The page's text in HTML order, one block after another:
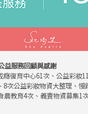
益服務回顧與感謝
癮復育中心61次、公益彩妝
8次公益彩妝物資大整理、慢
農教育4次、義賣物資募集1